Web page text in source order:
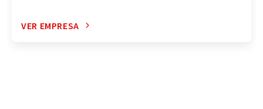
VER EMPRESA